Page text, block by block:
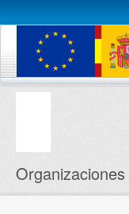
Conjuntos de datos
Organizaciones